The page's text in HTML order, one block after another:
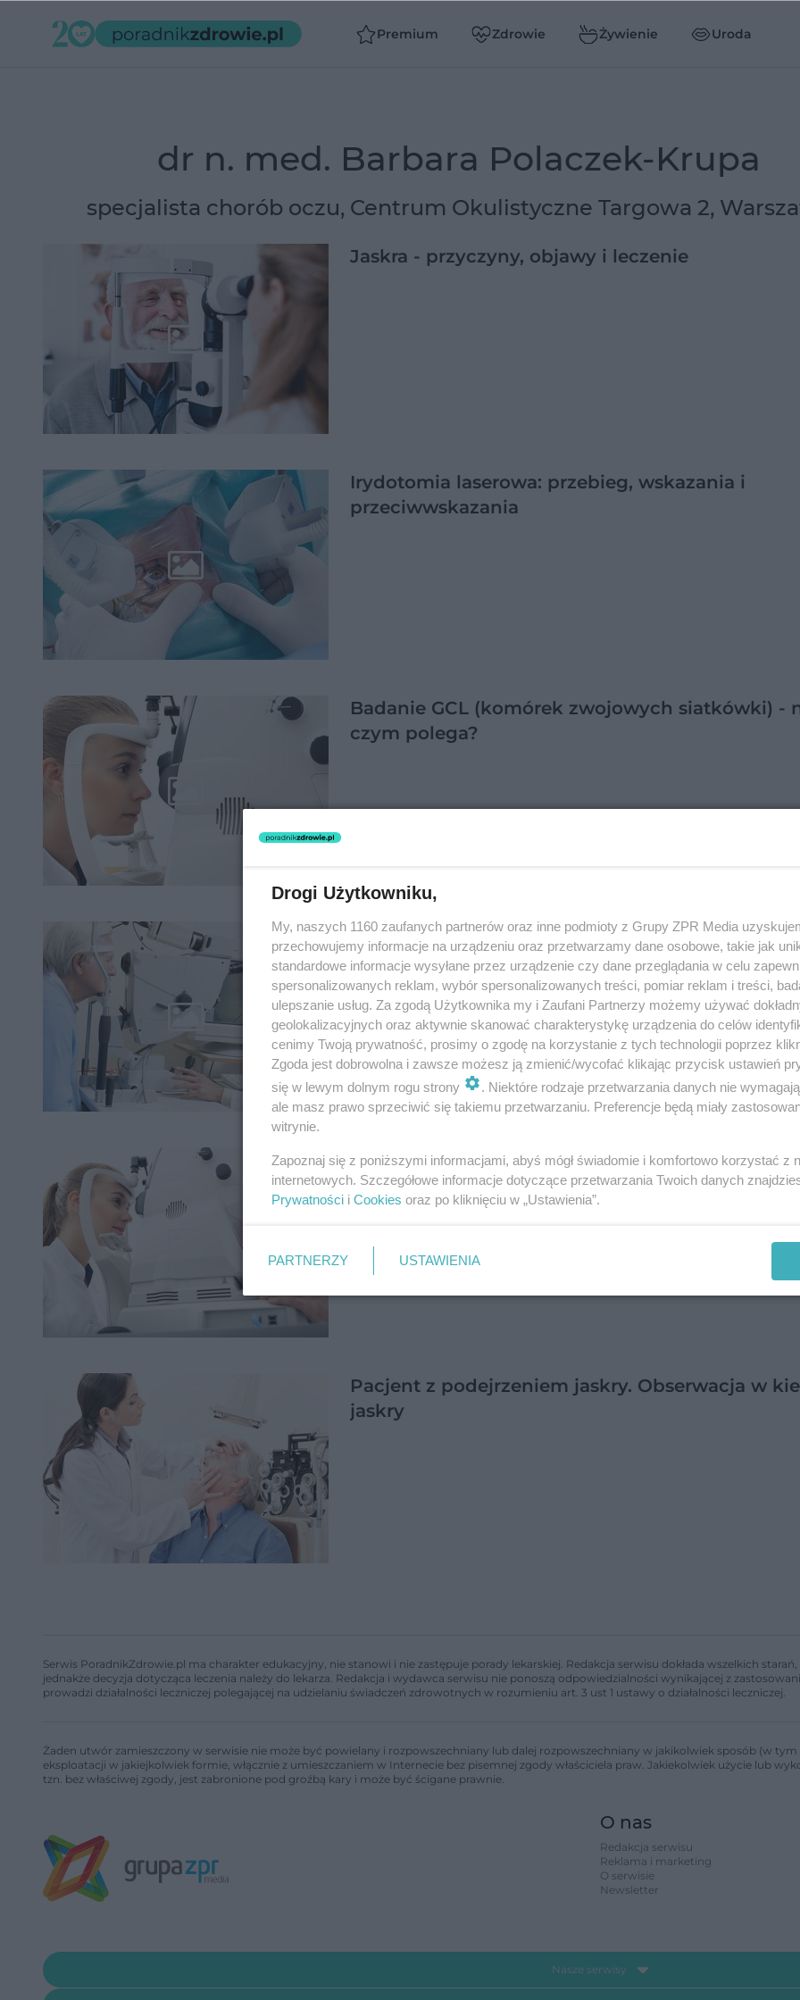
Premium Zdrowie Żywienie Uroda
dr n. med. Barbara Polaczek-Krupa
specjalista chorób oczu, Centrum Okulistyczne Targowa 2,
Jaskra - przyczyny, objawy i leczenie
Irydotomia laserowa: przebieg, wskazania i
przeciwwskazania
Badanie GCL (komórek zwojowych siatkówki) -
czym polega?
Pachymetria: badanie grubości rogówki
Jaskra zamkniętego kąta: przyczyny, objawy,
Pacjent z podejrzeniem jaskry. Obserwacja w
jaskry
Serwis PoradnikZdrowie.pl ma charakter edukacyjny, nie stanowi i nie zastępuje porady lekarskiej. Redakcja serwisu dokłada wszelkich
jednakże decyzja dotycząca leczenia należy do lekarza. Redakcja i wydawca serwisu nie ponoszą odpowiedzialności wynikającej z
prowadzi działalności leczniczej polegającej na udzielaniu świadczeń zdrowotnych w rozumieniu art. 3 ust 1 ustawy o działalności leczniczej.
Żaden utwór zamieszczony w serwisie nie może być powielany i rozpowszechniany lub dalej rozpowszechniany w jakikolwiek sposób (w
eksploatacji w jakiejkolwiek formie, włącznie z umieszczaniem w Internecie bez pisemnej zgody właściciela praw. Jakiekolwiek użycie lub
tzn. bez właściwej zgody, jest zabronione pod groźbą kary i może być ścigane prawnie.
O nas
Redakcja serwisu
Reklama i marketing
O serwisie
Newsletter
Nasze serwisy
Drogi Użytkowniku,
My, naszych 1160 zaufanych partnerów oraz inne podmioty z Grupy ZPR Media
przechowujemy informacje na urządzeniu oraz przetwarzamy dane osobowe, takie jak
standardowe informacje wysyłane przez urządzenie czy dane przeglądania w celu
spersonalizowanych reklam, wybór spersonalizowanych treści, pomiar reklam i treści,
ulepszanie usług. Za zgodą Użytkownika my i Zaufani Partnerzy możemy używać
geolokalizacyjnych oraz aktywnie skanować charakterystykę urządzenia do celów
cenimy Twoją prywatność, prosimy o zgodę na korzystanie z tych technologii poprzez
Zgoda jest dobrowolna i zawsze możesz ją zmienić/wycofać klikając przycisk ustawień
się w lewym dolnym rogu strony
. Niektóre rodzaje przetwarzania danych nie
ale masz prawo sprzeciwić się takiemu przetwarzaniu. Preferencje będą miały
witrynie.
Zapoznaj się z poniższymi informacjami, abyś mógł świadomie i komfortowo korzystać z
internetowych. Szczegółowe informacje dotyczące przetwarzania Twoich danych
Prywatności i Cookies oraz po kliknięciu w „Ustawienia”.
PARTNERZY USTAWIENIA